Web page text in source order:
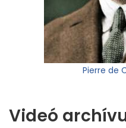
Pierre de
Videó